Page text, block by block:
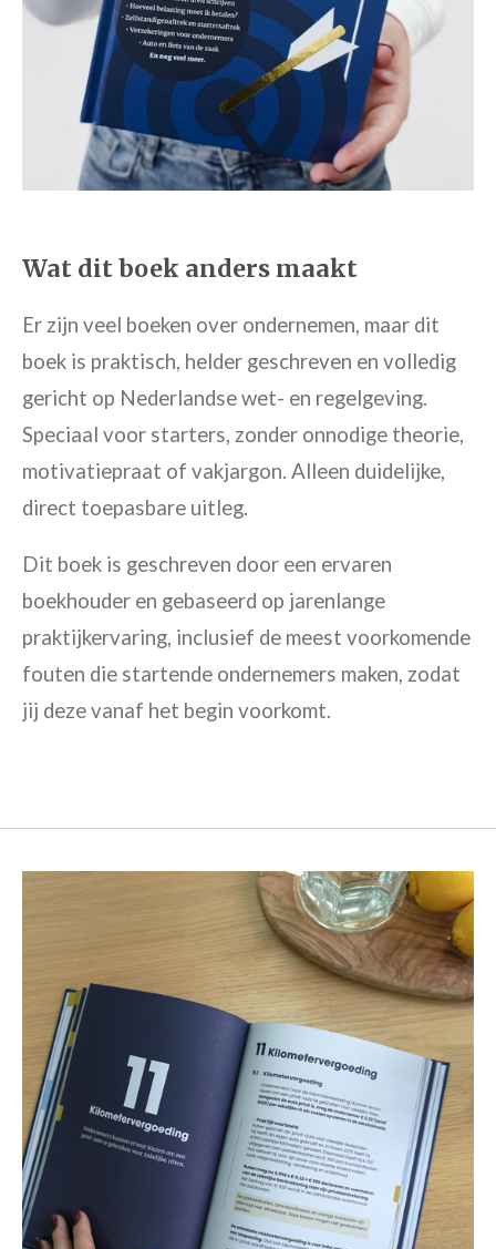
Wat dit boek anders maakt
Er zijn veel boeken over ondernemen, maar dit
boek is praktisch, helder geschreven en volledig
gericht op Nederlandse wet- en regelgeving.
Speciaal voor starters, zonder onnodige theorie,
motivatiepraat of vakjargon. Alleen duidelijke,
direct toepasbare uitleg.
Dit boek is geschreven door een ervaren
boekhouder en gebaseerd op jarenlange
praktijkervaring, inclusief de meest voorkomende
fouten die startende ondernemers maken, zodat
jij deze vanaf het begin voorkomt.